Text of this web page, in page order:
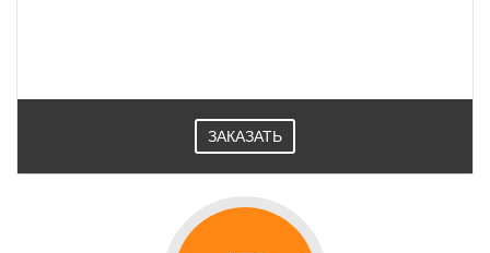
ЗАКАЗАТЬ